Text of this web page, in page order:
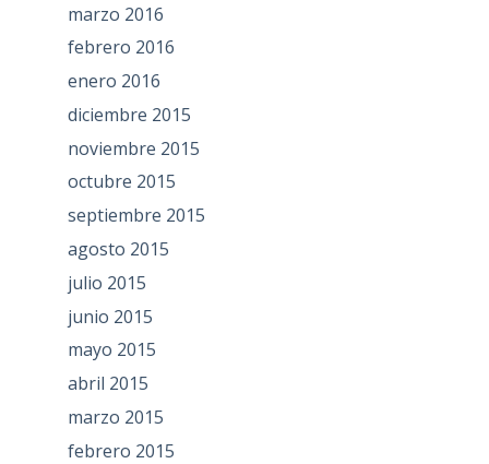
marzo 2016
febrero 2016
enero 2016
diciembre 2015
noviembre 2015
octubre 2015
septiembre 2015
agosto 2015
julio 2015
junio 2015
mayo 2015
abril 2015
marzo 2015
febrero 2015